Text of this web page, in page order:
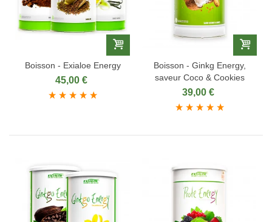
Boisson - Exialoe Energy
45,00 €
Boisson - Ginkg Energy,
saveur Coco & Cookies
39,00 €